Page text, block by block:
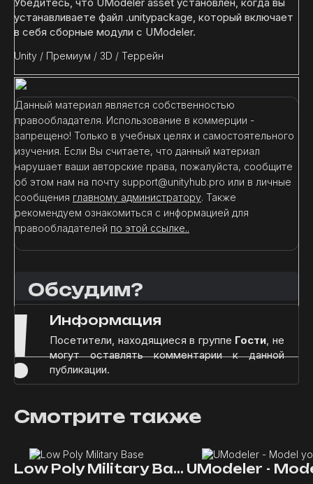
устанавливаете файл .unitypackage, который включает
в себя сборные модули с UModeler.
Unity / Премиум / 3D / Террейн
Данный материал является собственностью
правообладателя. Использование в коммерции -
запрещено! Только в учебных целях и самостоятельного
изучения. Если Вы считаете, что данный материал
нарушает ваши авторские права, пожалуйста, сообщите
об этом нам на почту support@unityhub.pro или в личные
сообщения главному администратору. Также
рекомендуем ознакомиться с информацией для
правообладателей по этой ссылке..
Обсудим?
! Информация
Посетители, находящиеся в группе Гости, не
могут оставлять комментарии к данной
публикации.
Смотрите также
Low Poly Military Base